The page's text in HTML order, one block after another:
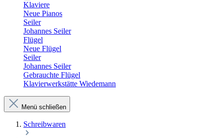
Klaviere
Neue Pianos
Seiler
Johannes Seiler
Flügel
Neue Flügel
Seiler
Johannes Seiler
Gebrauchte Flügel
Klavierwerkstätte Wiedemann
Menü schließen
Schreibwaren